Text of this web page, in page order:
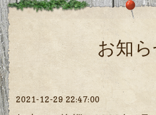
お知
2021-12-29 22:47:00